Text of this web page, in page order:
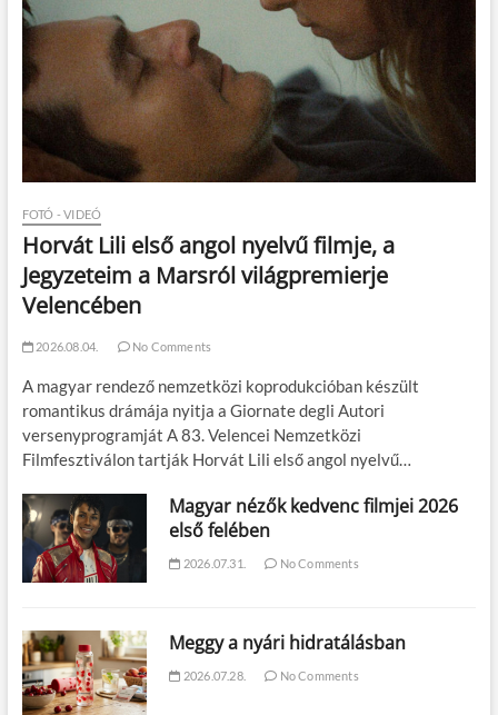
FOTÓ - VIDEÓ
Horvát Lili első angol nyelvű filmje, a
Jegyzeteim a Marsról világpremierje
Velencében
2026.08.04. No Comments
A magyar rendező nemzetközi koprodukcióban készült
romantikus drámája nyitja a Giornate degli Autori
versenyprogramját A 83. Velencei Nemzetközi
Filmfesztiválon tartják Horvát Lili első angol nyelvű…
Magyar nézők kedvenc filmjei 2026
első felében
2026.07.31. No Comments
Meggy a nyári hidratálásban
2026.07.28. No Comments